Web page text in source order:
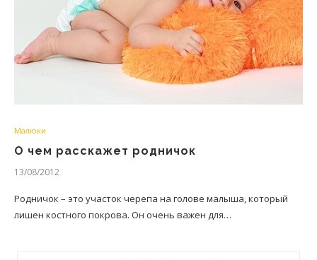
Малюки
О чем расскажет родничок
13/08/2012
Родничок – это участок черепа на голове малыша, который
лишен костного покрова. Он очень важен для…